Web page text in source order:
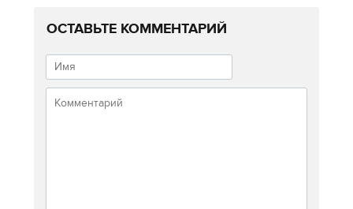
ОСТАВЬТЕ КОММЕНТАРИЙ